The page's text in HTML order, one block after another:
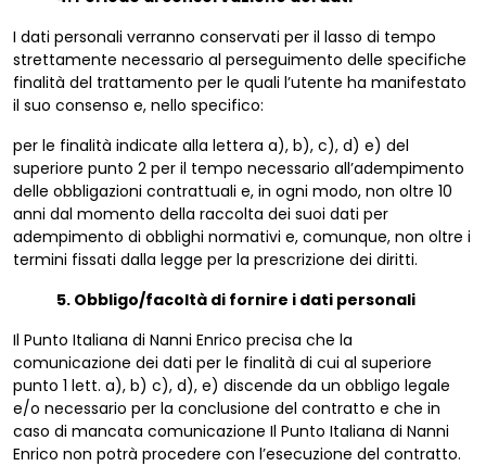
I dati personali verranno conservati per il lasso di tempo
strettamente necessario al perseguimento delle specifiche
finalità del trattamento per le quali l’utente ha manifestato
il suo consenso e, nello specifico:
per le finalità indicate alla lettera a), b), c), d) e) del
superiore punto 2 per il tempo necessario all’adempimento
delle obbligazioni contrattuali e, in ogni modo, non oltre 10
anni dal momento della raccolta dei suoi dati per
adempimento di obblighi normativi e, comunque, non oltre i
termini fissati dalla legge per la prescrizione dei diritti.
5. Obbligo/facoltà di fornire i dati personali
Il Punto Italiana di Nanni Enrico precisa che la
comunicazione dei dati per le finalità di cui al superiore
punto 1 lett. a), b) c), d), e) discende da un obbligo legale
e/o necessario per la conclusione del contratto e che in
caso di mancata comunicazione Il Punto Italiana di Nanni
Enrico non potrà procedere con l’esecuzione del contratto.